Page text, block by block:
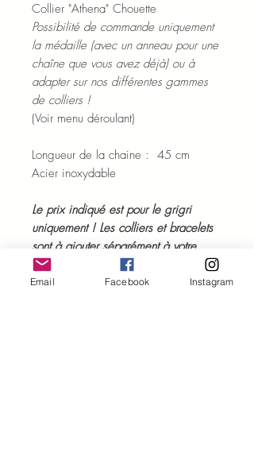
Collier "Athena" Chouette
Possibilité de commande uniquement
la médaille (avec un anneau pour une
chaîne que vous avez déjà) ou à
adapter sur nos différentes gammes
de colliers !
(Voir menu déroulant)
Longueur de la chaine : 45 cm
Acier inoxydable
Le prix indiqué est pour le grigri
uniquement ! Les colliers et bracelets
sont à ajouter séparément à votre
commande !
Email Facebook Instagram